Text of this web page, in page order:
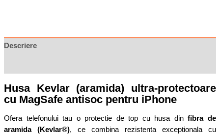
Descriere
Husa Kevlar (aramida) ultra-protectoare
cu MagSafe antisoc pentru iPhone
Ofera telefonului tau o protectie de top cu husa dinfibra de
aramida (Kevlar®), ce combina rezistenta exceptionala cu